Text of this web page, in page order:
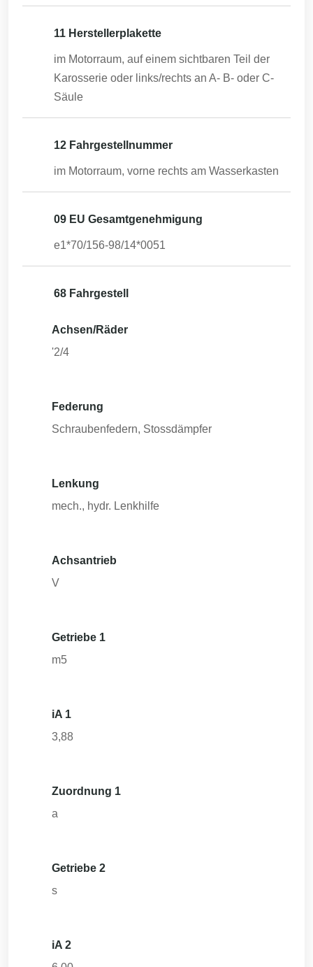
11 Herstellerplakette
im Motorraum, auf einem sichtbaren Teil der
Karosserie oder links/rechts an A- B- oder C-
Säule
12 Fahrgestellnummer
im Motorraum, vorne rechts am Wasserkasten
09 EU Gesamtgenehmigung
e1*70/156-98/14*0051
68 Fahrgestell
Achsen/Räder
'2/4
Federung
Schraubenfedern, Stossdämpfer
Lenkung
mech., hydr. Lenkhilfe
Achsantrieb
V
Getriebe 1
m5
iA 1
3,88
Zuordnung 1
a
Getriebe 2
s
iA 2